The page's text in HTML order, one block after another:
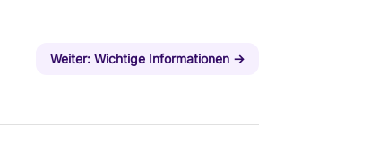
Weiter: Wichtige Informationen→